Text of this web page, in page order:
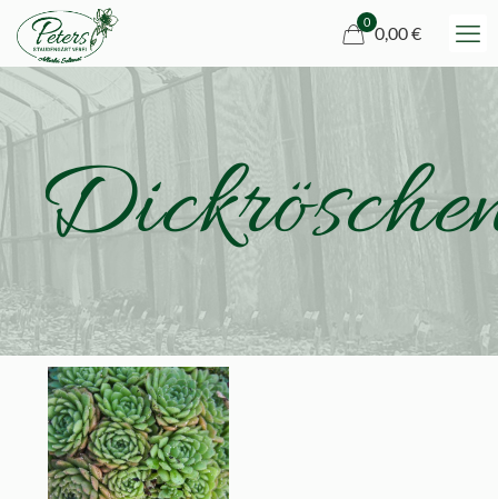
0
0,00 €